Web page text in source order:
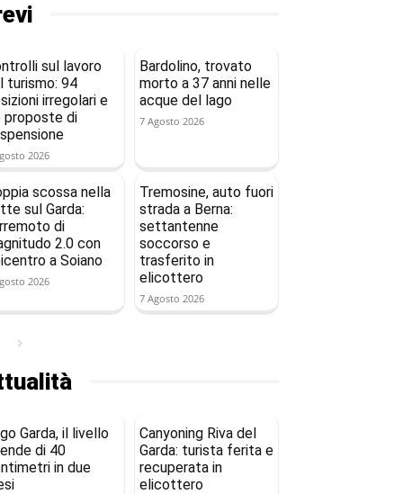
sul lavoro
turismo: 94
irregolari e
proposte di
2026
Bardolino, trovato
morto a 37 anni nelle
acque del lago
7 Agosto 2026
scossa nella
sul Garda:
di
2.0 con
a Soiano
2026
Tremosine, auto fuori
strada a Berna:
settantenne
soccorso e
trasferito in
elicottero
7 Agosto 2026
Garda, il livello
di 40
in due
Canyoning Riva del
Garda: turista ferita e
recuperata in
elicottero